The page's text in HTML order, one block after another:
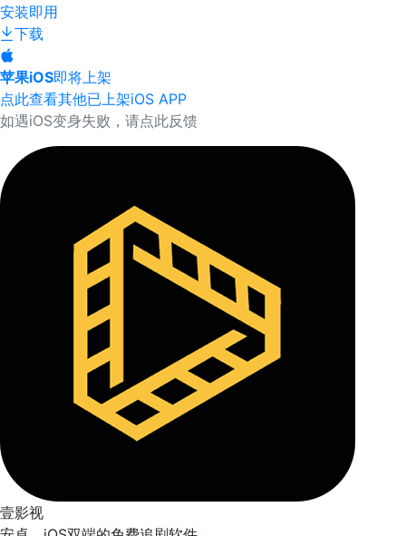
安装即用
下载
苹果iOS即将上架
点此查看其他已上架iOS APP
如遇iOS变身失败，请点此反馈
壹影视